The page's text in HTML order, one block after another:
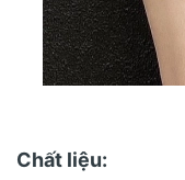
Chất liệu: